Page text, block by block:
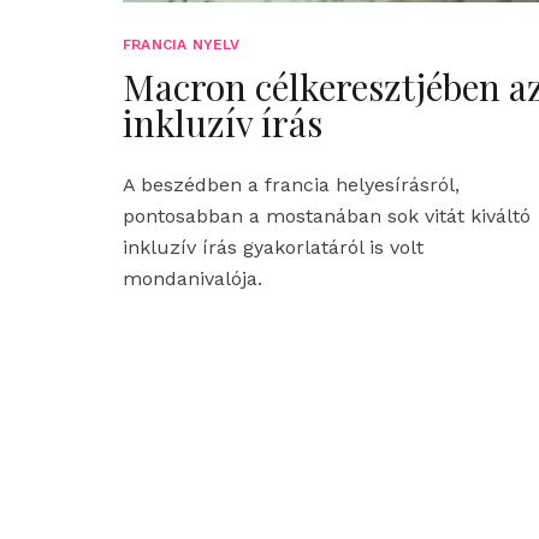
FRANCIA NYELV
Macron célkeresztjében
inkluzív írás
A beszédben a francia helyesírásról,
pontosabban a mostanában sok vitát kiváltó
inkluzív írás gyakorlatáról is volt
mondanivalója.